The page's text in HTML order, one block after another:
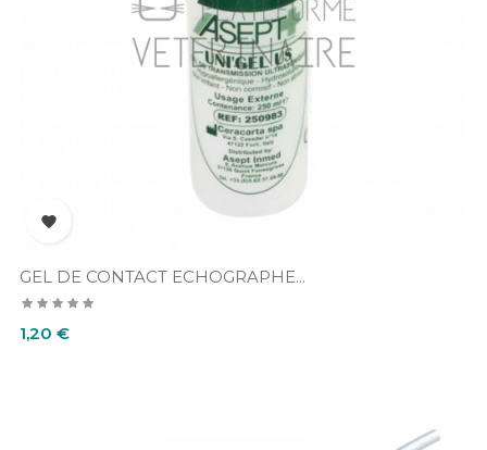

GEL DE CONTACT ECHOGRAPHE...
Prix
1,20 €